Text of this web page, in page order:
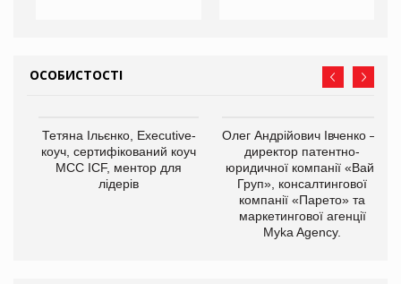
ОСОБИСТОСТІ
Тетяна Ільєнко, Executive-
коуч, сертифікований коуч
МСС ICF, ментор для
лідерів
Олег Андрійович Івченко —
директор патентно-
юридичної компанії «Вайз
Груп», консалтингової
компанії «Парето» та
маркетингової агенції
Myka Agency.